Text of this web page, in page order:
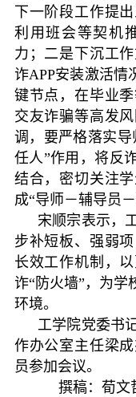
下一阶段工作提
利用班会等契机
力；二是下沉工
诈APP安装激活情
键节点，在毕业
交友诈骗等高发
调，要严格落实
任人”作用，将反
结合，密切关注
成“导师－辅导员
宋顺宗表示，
步补短板、强弱
长效工作机制，
诈“防火墙”，为学
环境。
工学院党委书
作办公室主任梁
员参加会议。
撰稿：荀文